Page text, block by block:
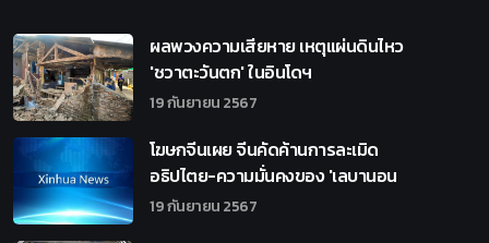
ผลพวงความเสียหาย เหตุแผ่นดินไหว
'ชวาตะวันตก' ในอินโดฯ
19 กันยายน 2567
โฆษกจีนเผย จีนคัดค้านการละเมิด
อธิปไตย-ความมั่นคงของ 'เลบานอน
19 กันยายน 2567